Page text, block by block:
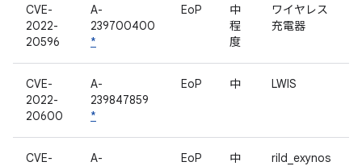
CVE-
2022-
20596
A-
239700400
*
EoP
中
程
度
ワイヤレス
充電器
CVE-
2022-
20600
A-
239847859
*
EoP 中 LWIS
CVE-
A-
EoP
中
rild_exynos